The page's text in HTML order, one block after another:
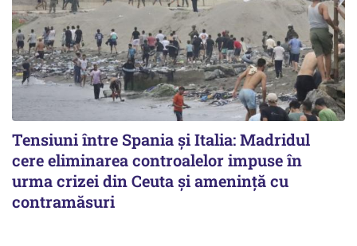
Tensiuni între Spania și Italia: Madridul
cere eliminarea controalelor impuse în
urma crizei din Ceuta și amenință cu
contramăsuri